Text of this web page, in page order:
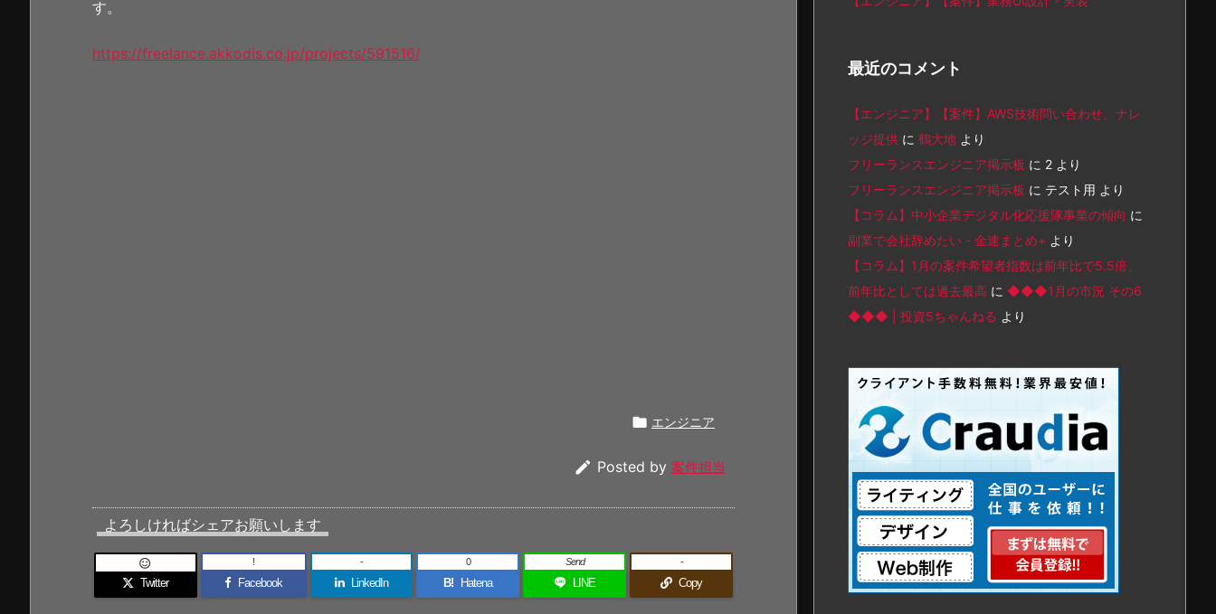
す。
https://freelance.akkodis.co.jp/projects/591516/
 エンジニア
 Posted by 案件担当
よろしければシェアお願いします
Twitter

Facebook
!
LinkedIn
-
B! Hatena
0
LINE
Send
Copy
-
最近のコメント
【エンジニア】【案件】AWS技術問い合わせ、ナレ
ッジ提供 に 鶴大地 より
フリーランスエンジニア掲示板 に 2 より
フリーランスエンジニア掲示板 に テスト用 より
【コラム】中小企業デジタル化応援隊事業の傾向 に
副業で会社辞めたい - 金速まとめ+ より
【コラム】1月の案件希望者指数は前年比で5.5倍、
前年比としては過去最高 に ◆◆◆1月の市況 その6
◆◆◆ | 投資5ちゃんねる より